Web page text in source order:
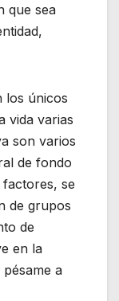
que sea
los únicos
vida varias
son varios
de fondo
se
de grupos
de
en la
a